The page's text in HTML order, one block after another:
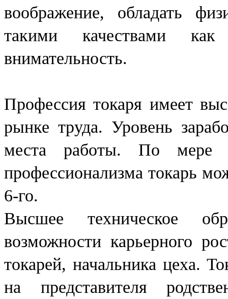
воображение, обладать
такими качествами как
внимательность.
Профессия токаря имеет
рынке труда. Уровень
места работы. По мере
профессионализма токарь
6-го.
Высшее техническое
возможности карьерного
токарей, начальника цеха.
на представителя